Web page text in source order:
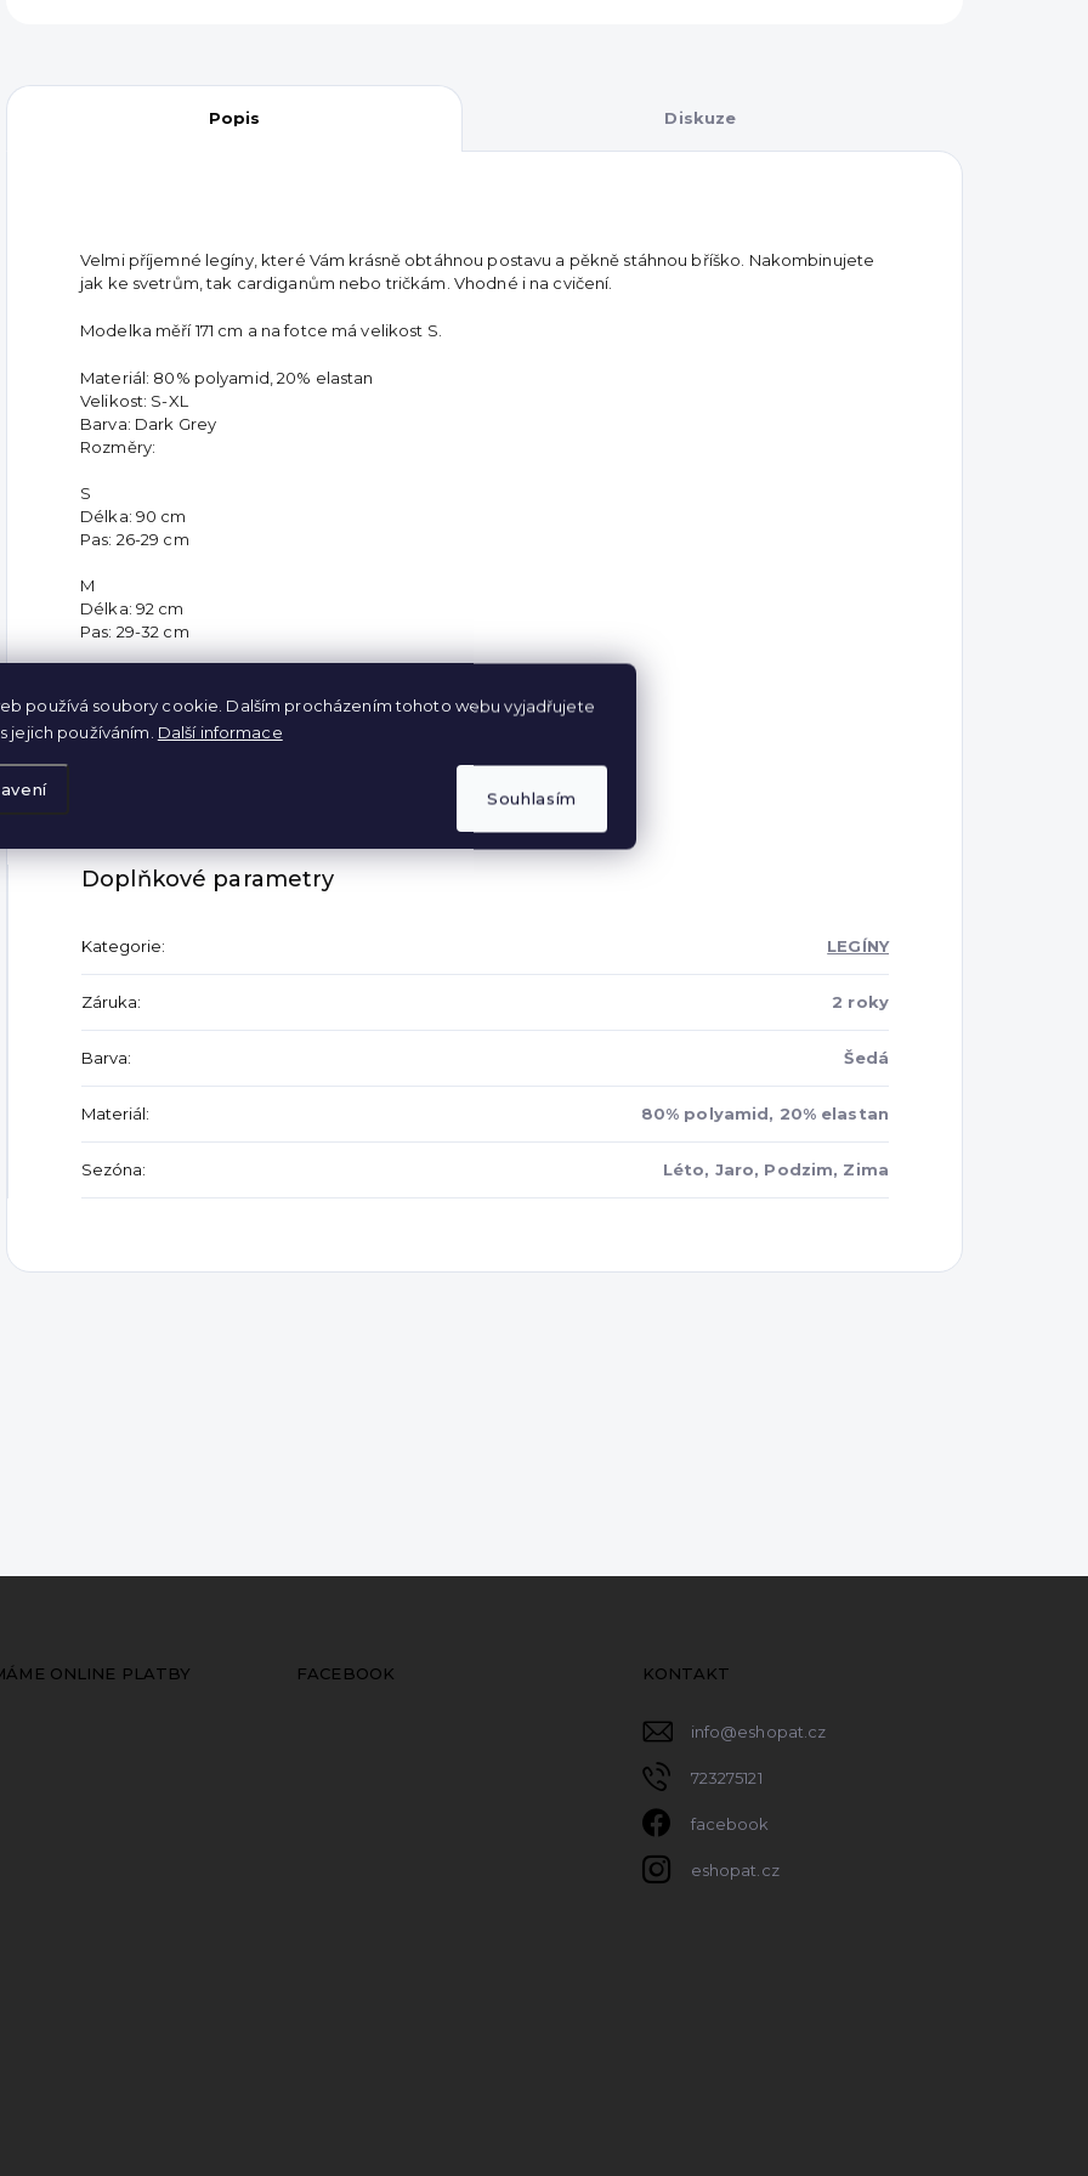
používá soubory cookie. Dalším procházením tohoto webu vyjadřujete
jejich používáním. Další informace
Souhlasím
Popis Diskuze
Velmi příjemné legíny, které Vám krásně obtáhnou postavu a pěkně stáhnou bříško. Nakombinujete
jak ke svetrům, tak cardiganům nebo tričkám. Vhodné i na cvičení.
Modelka měří 171 cm a na fotce má velikost S.
Materiál: 80% polyamid, 20% elastan
Velikost: S-XL
Barva: Dark Grey
Rozměry:
S
Délka: 90 cm
Pas: 26-29 cm
M
Délka: 92 cm
Pas: 29-32 cm
Délka: 94 cm
Pas: 32-35 cm
Doplňkové parametry
Kategorie: LEGÍNY
Záruka: 2 roky
Barva: Šedá
Materiál: 80% polyamid, 20% elastan
Sezóna: Léto, Jaro, Podzim, Zima
ONLINE PLATBY FACEBOOK KONTAKT
info@eshopat.cz
723275121
facebook
eshopat.cz